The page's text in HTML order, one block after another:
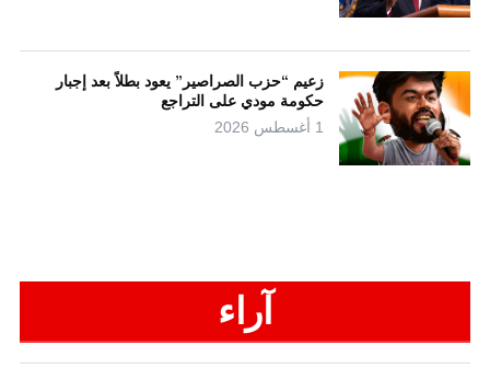
زعيم “حزب الصراصير” يعود بطلاً بعد إجبار
حكومة مودي على التراجع
1 أغسطس 2026
آراء